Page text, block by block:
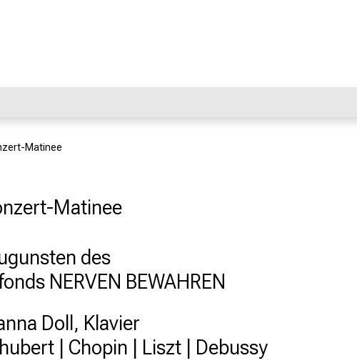
Matinee
Matinee
des
NERVEN BEWAHREN
Doll, Klavier
| Chopin | Liszt | Debussy